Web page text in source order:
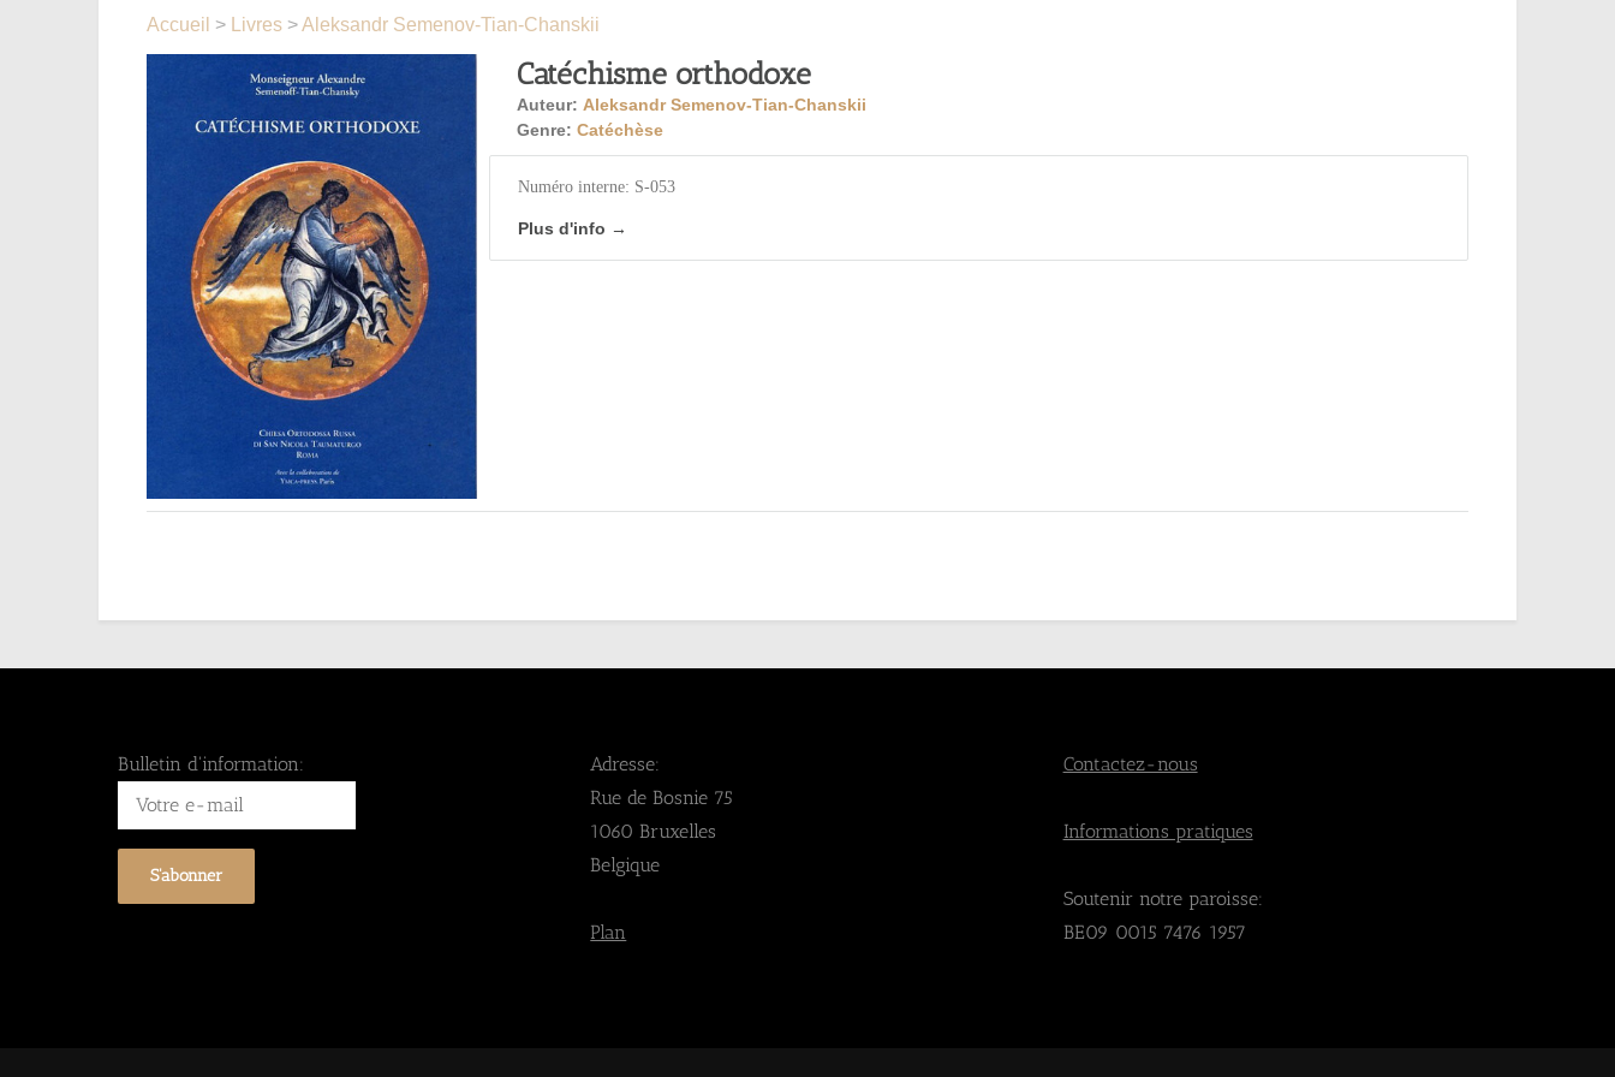
Accueil > Livres >Aleksandr Semenov-Tian-Chanskii
Catéchisme orthodoxe
Auteur: Aleksandr Semenov-Tian-Chanskii
Genre: Catéchèse
Numéro interne: S-053
Plus d'info →
Bulletin d'information:
Adresse:
Rue de Bosnie 75
1060 Bruxelles
Belgique
Plan
Contactez-nous
Informations pratiques
Soutenir notre paroisse:
BE09 0015 7476 1957